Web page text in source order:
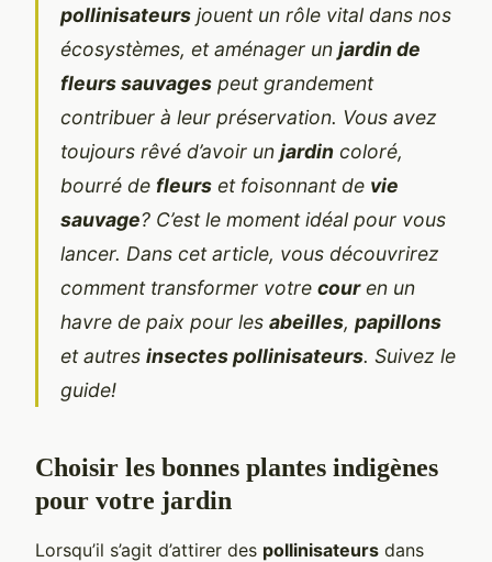
pollinisateurs jouent un rôle vital dans nos
écosystèmes, et aménager un jardin de
fleurs sauvages peut grandement
contribuer à leur préservation. Vous avez
toujours rêvé d’avoir un jardin coloré,
bourré de fleurs et foisonnant de vie
sauvage? C’est le moment idéal pour vous
lancer. Dans cet article, vous découvrirez
comment transformer votre couren un
havre de paix pour les abeilles, papillons
et autres insectes pollinisateurs. Suivez le
guide!
Choisir les bonnes plantes indigènes
pour votre jardin
Lorsqu’il s’agit d’attirer des pollinisateurs dans